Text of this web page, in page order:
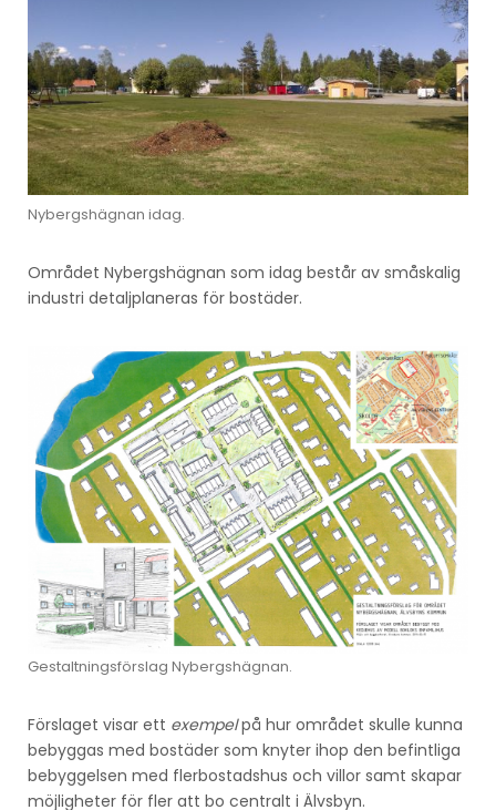
Nybergshägnan idag.
Området Nybergshägnan som idag består av småskalig
industri detaljplaneras för bostäder.
Gestaltningsförslag Nybergshägnan.
Förslaget visar ett exempelpå hur området skulle kunna
bebyggas med bostäder som knyter ihop den befintliga
bebyggelsen med flerbostadshus och villor samt skapar
möjligheter för fler att bo centralt i Älvsbyn.